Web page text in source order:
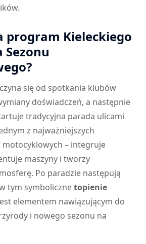
program Kieleckiego
Sezonu
się od spotkania klubów
doświadczeń, a następnie
tradycyjna parada ulicami
z najważniejszych
– integruje
maszyny i tworzy
Po paradzie następują
tym symbolicznetopienie
elementem nawiązującym do
i nowego sezonu na